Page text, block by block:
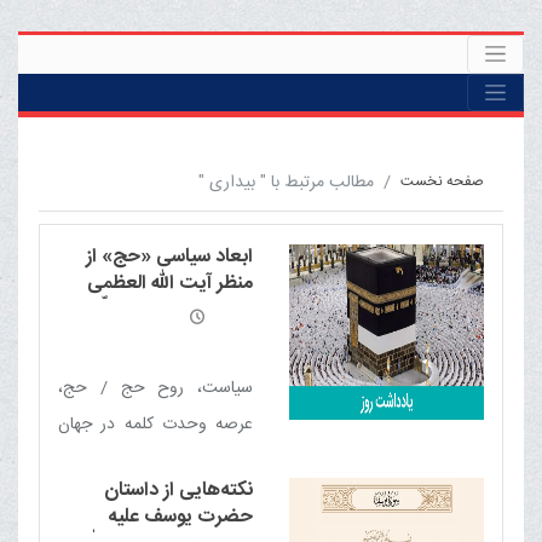
صفحه نخست مطالب مرتبط با " بیداری "
ابعاد سیاسی «حج» از
منظر آیت الله العظمی
مکارم شیرازی مدّ ظلّه
سیاست، روح حج / حج،
عرصه وحدت کلمه در جهان
سیاسی / حجّ و بیداری
اسلامی / حج، نماد
نکته‌هایی از داستان
حضرت یوسف علیه